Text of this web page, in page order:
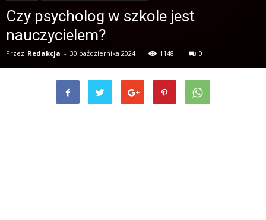
Czy psycholog w szkole jest
nauczycielem?
Przez Redakcja - 30 października 2024 1148 0